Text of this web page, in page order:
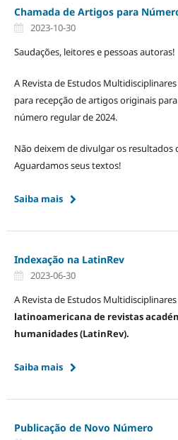
Chamada de Artigos para
2023-10-30
Saudações, leitores e pessoas autoras!
A Revista de Estudos
para recepção de artigos originais
número regular de 2024.
Não deixem de divulgar os resultados
Aguardamos seus textos!
Saiba mais
Indexação na LatinRev
2023-06-30
A Revista de Estudos
latinoamericana de revistas
humanidades (LatinRev).
Saiba mais
Publicação de Novo Número